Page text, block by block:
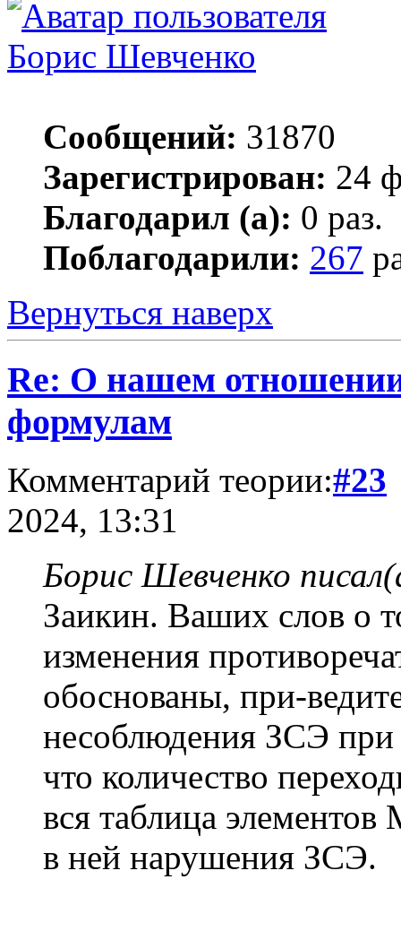
Борис Шевченко
Сообщений: 31870
Зарегистрирован: 24
Благодарил (а): 0 раз.
Поблагодарили: 267
Вернуться наверх
Re: О нашем
формулам
Комментарий теории:#23
2024, 13:31
Борис Шевченко
Заикин. Ваших слов о
изменения
обоснованы, при-
несоблюдения ЗСЭ при
что количество
вся таблица элементов
в ней нарушения ЗСЭ.